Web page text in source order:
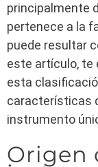
principalmente
pertenece a la
puede resultar
este artículo, te
esta
características
instrumento
Origen